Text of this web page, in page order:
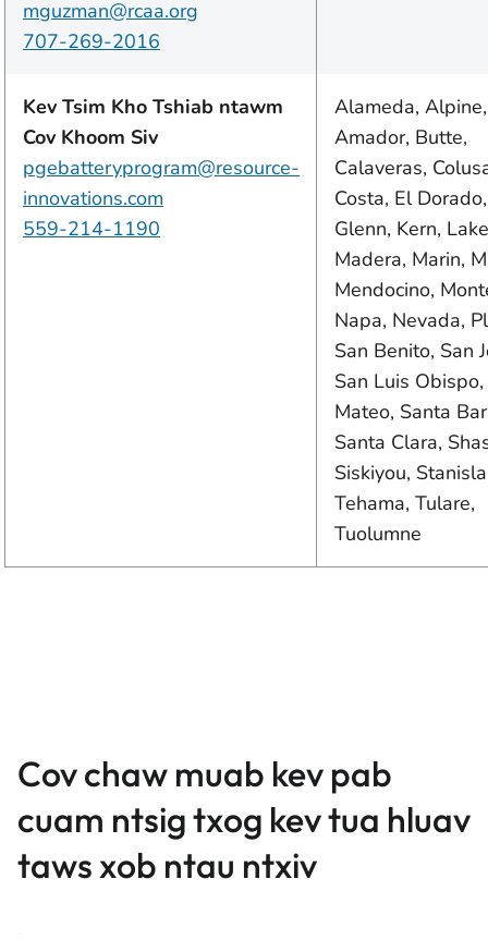
mguzman@rcaa.org
707-269-2016
Kev Tsim Kho Tshiab ntawm
Cov Khoom Siv
pgebatteryprogram@resource-
innovations.com
559-214-1190
Alameda, Alpine,
Amador, Butte,
Calaveras,
Costa, El
Glenn, Kern,
Madera, Marin,
Mendocino,
Napa, Nevada,
San Benito, San
San Luis
Mateo, Santa
Santa Clara,
Siskiyou,
Tehama, Tulare,
Tuolumne
Cov chaw muab kev pab
cuam ntsig txog kev tua hluav
taws xob ntau ntxiv